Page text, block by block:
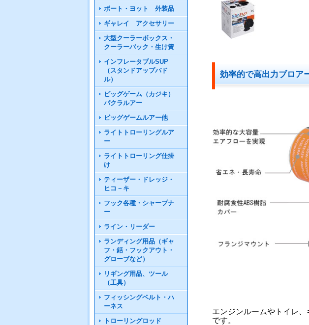
ボート・ヨット 外装品
ギャレイ アクセサリー
大型クーラーボックス・
クーラーバック・生け簀
インフレータブルSUP
（スタンドアップパド
ル）
ビッグゲーム（カジキ）
パクラルアー
ビッグゲームルアー他
ライトトローリングルア
ー
ライトトローリング仕掛
け
ティーザー・ドレッジ・
ヒコ－キ
フック各種・シャープナ
ー
ライン・リーダー
ランディング用品（ギャ
フ・銛・フックアウト・
グローブなど）
リギング用品、ツール
（工具）
フィッシングベルト・ハ
ーネス
トローリングロッド
効率的で高出力ブロア
エンジンルームやトイレ
です。